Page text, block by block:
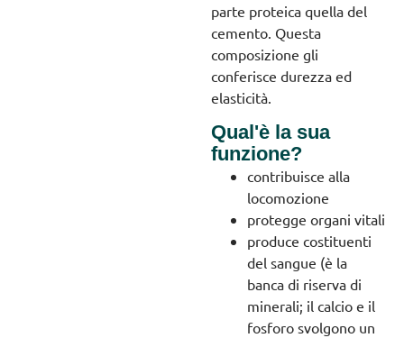
parte proteica quella del
cemento. Questa
composizione gli
conferisce durezza ed
elasticità.
Qual'è la sua
funzione?
contribuisce alla
locomozione
protegge organi vitali
produce costituenti
del sangue (è la
banca di riserva di
minerali; il calcio e il
fosforo svolgono un